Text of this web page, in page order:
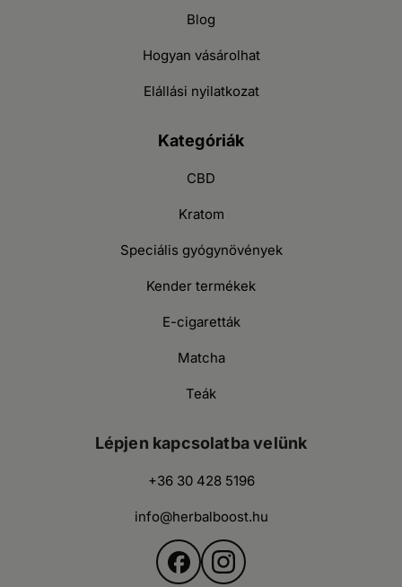
Blog
Hogyan vásárolhat
Elállási nyilatkozat
Kategóriák
CBD
Kratom
Speciális gyógynövények
Kender termékek
E-cigaretták
Matcha
Teák
Lépjen kapcsolatba velünk
+36 30 428 5196
info@herbalboost.hu